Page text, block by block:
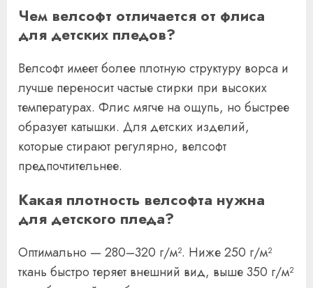
Чем велсофт отличается от флиса
для детских пледов?
Велсофт имеет более плотную структуру ворса и
лучше переносит частые стирки при высоких
температурах. Флис мягче на ощупь, но быстрее
образует катышки. Для детских изделий,
которые стирают регулярно, велсофт
предпочтительнее.
Какая плотность велсофта нужна
для детского пледа?
Оптимально — 280–320 г/м². Ниже 250 г/м²
ткань быстро теряет внешний вид, выше 350 г/м²